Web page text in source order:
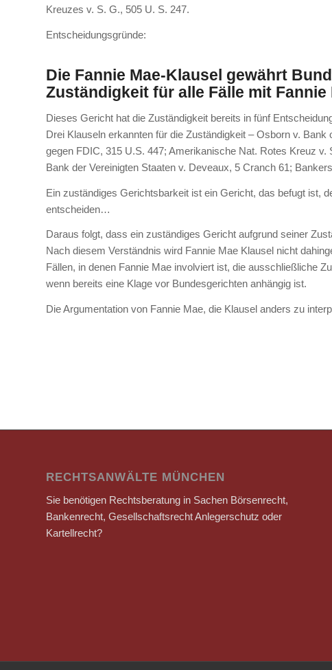
Kreuzes v. S. G., 505 U. S. 247.
Entscheidungsgründe:
Die Fannie Mae-Klausel gewährt
Zuständigkeit für alle Fälle mit Fannie
Dieses Gericht hat die Zuständigkeit bereits in fünf
Drei Klauseln erkannten für die Zuständigkeit – Osborn v.
gegen FDIC, 315 U.S. 447; Amerikanische Nat. Rotes Kreuz
Bank der Vereinigten Staaten v. Deveaux, 5 Cranch 61;
Ein zuständiges Gerichtsbarkeit ist ein Gericht, das befugt ist,
entscheiden…
Daraus folgt, dass ein zuständiges Gericht aufgrund seiner
Nach diesem Verständnis wird Fannie Mae Klausel nicht
Fällen, in denen Fannie Mae involviert ist, die ausschließliche
wenn bereits eine Klage vor Bundesgerichten anhängig ist.
Die Argumentation von Fannie Mae, die Klausel anders zu
RECHTSANWÄLTE MÜNCHEN
Sie benötigen Rechtsberatung in Sachen Börsenrecht,
Bankenrecht, Gesellschaftsrecht Anlegerschutz oder
Kartellrecht?